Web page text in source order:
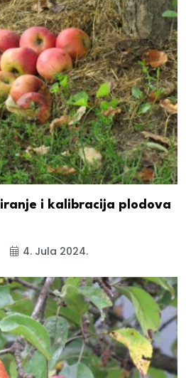
i kalibracija plodova
4. Jula 2024.